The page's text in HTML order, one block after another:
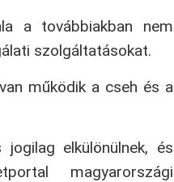
a továbbiakban nem
szolgáltatásokat.
működik a cseh és a
elkülönülnek, és
magyarországi